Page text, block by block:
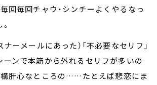
回毎回チャウ・シンチーよくやるなっ
ナーメールにあった）「不必要なセリフ」
ンで本筋から外れるセリフが多いの
構肝心なところの……たとえば悲恋にま